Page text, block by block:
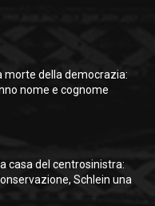
morte della democrazia:
nome e cognome
casa del centrosinistra:
Schlein una